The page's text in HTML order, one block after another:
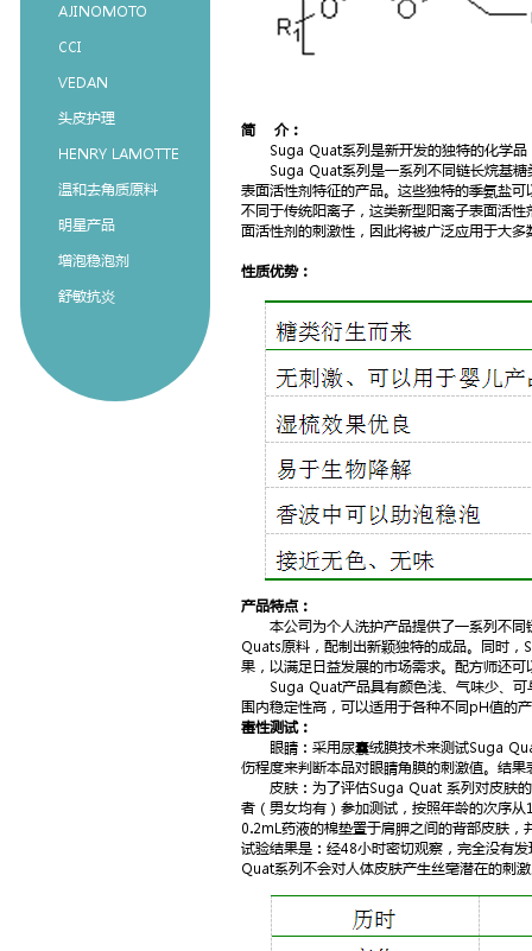
AJINOMOTO
CCI
VEDAN
头皮护理
HENRY LAMOTTE
温和去角质原料
明星产品
增泡稳泡剂
舒敏抗炎
简 介：
Suga Quat系列是新开发的独特的化学品
Suga Quat系列是一系列不同链长烷基糖
表面活性剂特征的产品。这些独特的季氨盐
不同于传统阳离子，这类新型阳离子表面活
面活性剂的刺激性，因此将被广泛应用于大多
性质优势：
产品特点：
本公司为个人洗护产品提供了一系列不同
Quats原料，配制出新颖独特的成品。同时
果，以满足日益发展的市场需求。配方师还
Suga Quat产品具有颜色浅、气味少、可
围内稳定性高，可以适用于各种不同pH值的
毒性测试：
眼睛：采用尿囊绒膜技术来测试Suga
伤程度来判断本品对眼睛角膜的刺激值。结
皮肤：为了评估Suga Quat 系列对皮肤的
者（男女均有）参加测试，按照年龄的次序
0.2mL药液的棉垫置于肩胛之间的背部皮肤，
试验结果是：经48小时密切观察，完全没有
Quat系列不会对人体皮肤产生丝毫潜在的刺